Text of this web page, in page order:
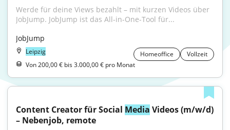
Werde für deine Views bezahlt – mit kurzen Videos über
JobJump. JobJump ist das All-in-One-Tool für...
JobJump
Leipzig Homeoffice
Vollzeit
Von 200,00 € bis 3.000,00 € pro Monat
Content Creator für Social Media Videos (m/w/d)
– Nebenjob, remote